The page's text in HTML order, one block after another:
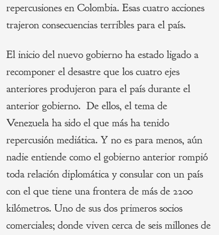
repercusiones en Colombia. Esas cuatro acciones
trajeron consecuencias terribles para el país.
El inicio del nuevo gobierno ha estado ligado a
recomponer el desastre que los cuatro ejes
anteriores produjeron para el país durante el
anterior gobierno. De ellos, el tema de
Venezuela ha sido el que más ha tenido
repercusión mediática. Y no es para menos, aún
nadie entiende como el gobierno anterior rompió
toda relación diplomática y consular con un país
con el que tiene una frontera de más de 2200
kilómetros. Uno de sus dos primeros socios
comerciales; donde viven cerca de seis millones de